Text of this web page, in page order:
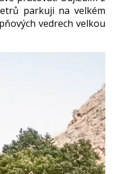
parkuji na velkém
vedrech velkou